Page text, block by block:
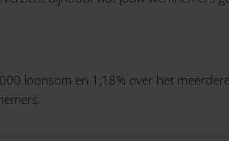
loonsom en 1,18% over het